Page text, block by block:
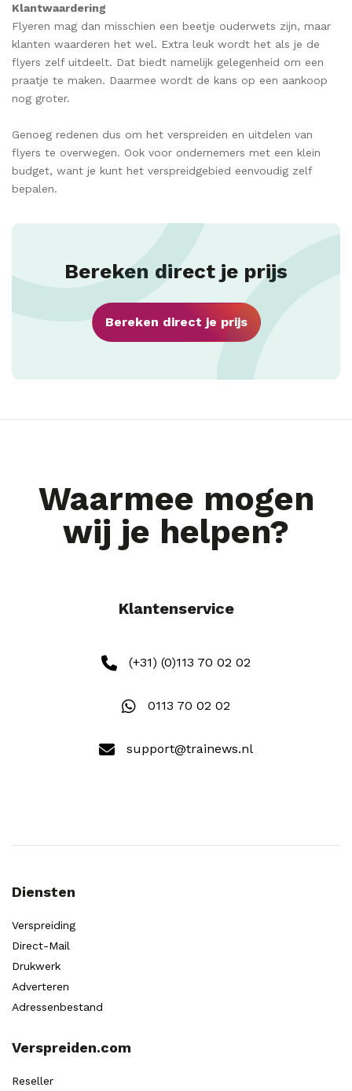
Klantwaardering
Flyeren mag dan misschien een beetje ouderwets zijn, maar
klanten waarderen het wel. Extra leuk wordt het als je de
flyers zelf uitdeelt. Dat biedt namelijk gelegenheid om een
praatje te maken. Daarmee wordt de kans op een aankoop
nog groter.
Genoeg redenen dus om het verspreiden en uitdelen van
flyers te overwegen. Ook voor ondernemers met een klein
budget, want je kunt het verspreidgebied eenvoudig zelf
bepalen.
Bereken direct je prijs
Bereken direct je prijs
Waarmee mogen
wij je helpen?
Klantenservice
(+31) (0)113 70 02 02
0113 70 02 02
support@trainews.nl
Diensten
Verspreiding
Direct-Mail
Drukwerk
Adverteren
Adressenbestand
Verspreiden.com
Reseller